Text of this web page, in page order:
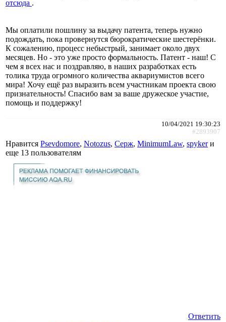
отсюда .
Мы оплатили пошлину за выдачу патента, теперь нужно
подождать, пока провернутся бюрократические шестерёнки.
К сожалению, процесс небыстрый, занимает около двух
месяцев. Но - это уже просто формальность. Патент - наш! С
чем я всех нас и поздравляю, в наших разработках есть
толика труда огромного количества аквариумистов всего
мира! Хочу ещё раз выразить всем участникам проекта свою
признательность! Спасибо вам за ваше дружеское участие,
помощь и поддержку!
10/04/2021 19:30:23
#2893907
Нравится Psevdomore, Notozus, Cepж, MinimumLaw, spykerи
еще 13 пользователям
Ответить